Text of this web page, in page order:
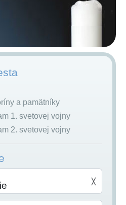
a pamätníky
1. svetovej vojny
2. svetovej vojny
╳